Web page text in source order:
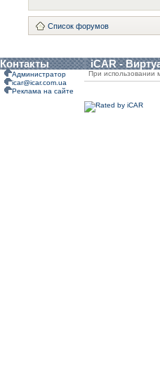
Список форумов
Контакты iCAR -
Администратор
icar@icar.com.ua
Реклама на сайте
При использовании